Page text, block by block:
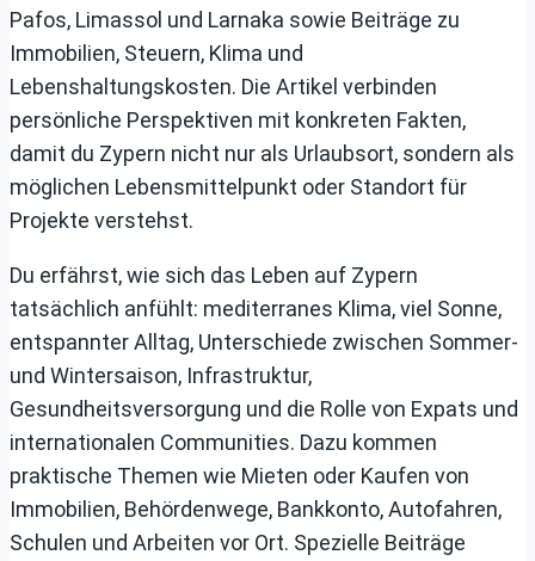
Pafos, Limassol und Larnaka sowie Beiträge zu
Immobilien, Steuern, Klima und
Lebenshaltungskosten. Die Artikel verbinden
persönliche Perspektiven mit konkreten Fakten,
damit du Zypern nicht nur als Urlaubsort, sondern als
möglichen Lebensmittelpunkt oder Standort für
Projekte verstehst.
Du erfährst, wie sich das Leben auf Zypern
tatsächlich anfühlt: mediterranes Klima, viel Sonne,
entspannter Alltag, Unterschiede zwischen Sommer-
und Wintersaison, Infrastruktur,
Gesundheitsversorgung und die Rolle von Expats und
internationalen Communities. Dazu kommen
praktische Themen wie Mieten oder Kaufen von
Immobilien, Behördenwege, Bankkonto, Autofahren,
Schulen und Arbeiten vor Ort. Spezielle Beiträge